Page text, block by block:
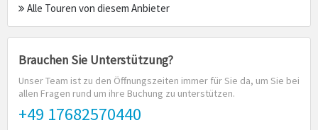
Alle Touren von diesem Anbieter
Brauchen Sie Unterstützung?
Unser Team ist zu den Öffnungszeiten immer für Sie da, um Sie bei
allen Fragen rund um ihre Buchung zu unterstützen.
+49 17682570440